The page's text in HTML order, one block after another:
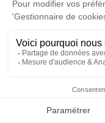
Faire-part
Crémation
de Provence